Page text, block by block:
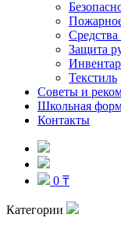
Защита
Текстиль
Советы и
Школьная
Контакты
0 ₸
Категории